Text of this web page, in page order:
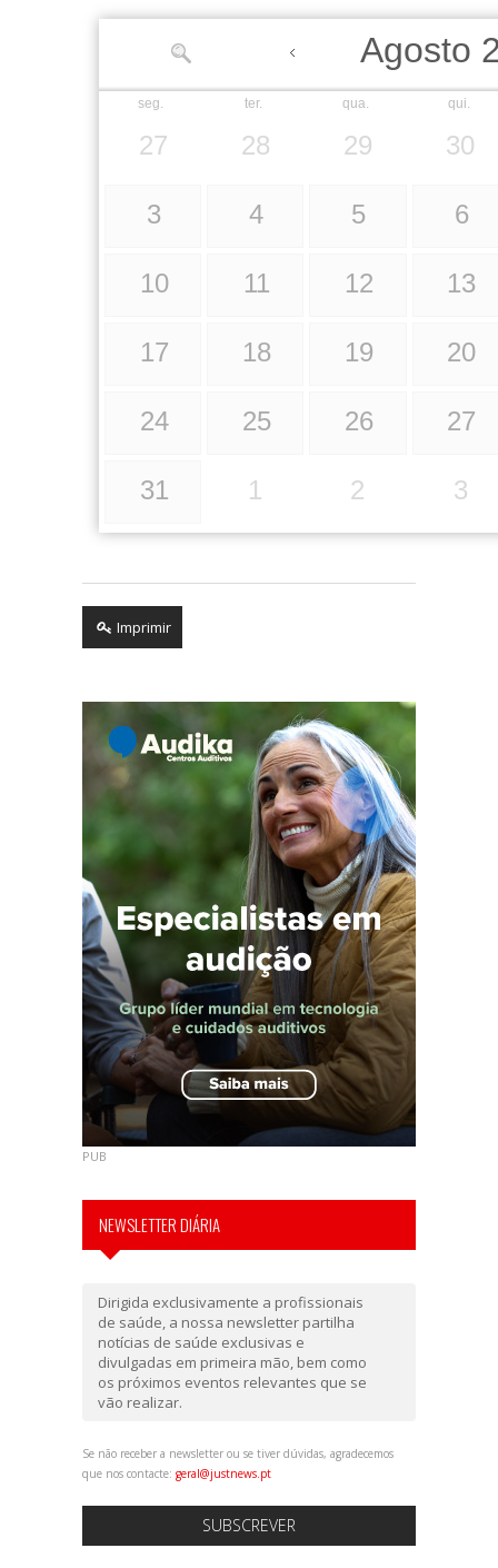
Agosto
seg. ter. qua. qui.
27 28 29 30
3 4 5 6
10 11 12 13
17 18 19 20
24 25 26 27
31 1 2 3
Imprimir
PUB
NEWSLETTER DIÁRIA
Dirigida exclusivamente a profissionais
de saúde, a nossa newsletter partilha
notícias de saúde exclusivas e
divulgadas em primeira mão, bem como
os próximos eventos relevantes que se
vão realizar.
Se não receber a newsletter ou se tiver dúvidas, agradecemos
que nos contacte: geral@justnews.pt
SUBSCREVER